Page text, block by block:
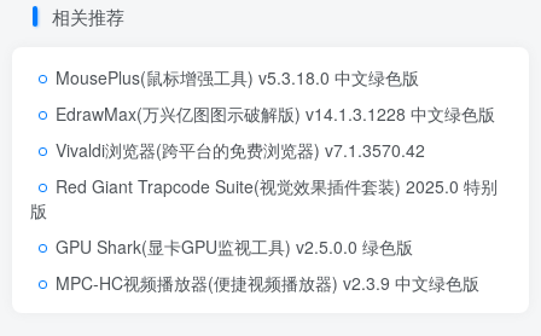
相关推荐
MousePlus(鼠标增强工具) v5.3.18.0 中文绿色版
EdrawMax(万兴亿图图示破解版) v14.1.3.1228 中文绿色版
Vivaldi浏览器(跨平台的免费浏览器) v7.1.3570.42
Red Giant Trapcode Suite(视觉效果插件套装) 2025.0 特别
版
GPU Shark(显卡GPU监视工具) v2.5.0.0 绿色版
MPC-HC视频播放器(便捷视频播放器) v2.3.9 中文绿色版